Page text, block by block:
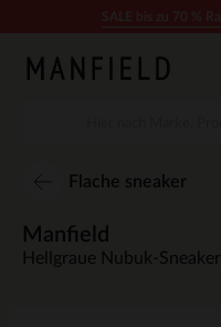
Flache sneaker
Manfield
Hellgraue Nubuk-Sneaker